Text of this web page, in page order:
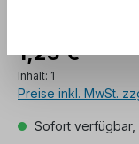
1,25 €*
Inhalt: 1
Preise inkl. MwSt.
Sofort verfügbar,